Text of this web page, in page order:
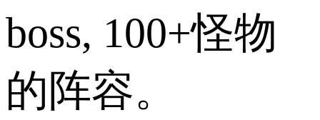
boss, 100+怪物
的阵容。